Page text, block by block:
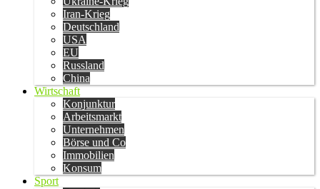
Iran-Krieg
Deutschland
USA
EU
Russland
China
Wirtschaft
Konjunktur
Arbeitsmarkt
Unternehmen
Börse und Co
Immobilien
Konsum
Sport